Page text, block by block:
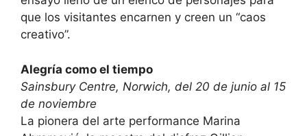
que los visitantes encarnen y creen un “caos
creativo”.
Alegría como el tiempo
Sainsbury Centre, Norwich, del 20 de junio al 15
de noviembre
La pionera del arte performance Marina